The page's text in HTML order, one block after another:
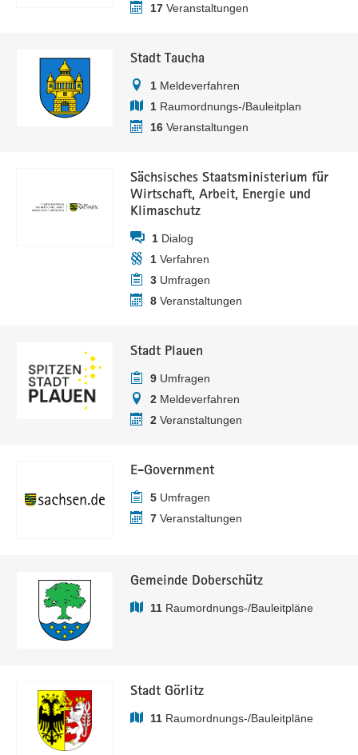
17 Veranstaltungen
Stadt Taucha
1 Meldeverfahren
1 Raumordnungs-/Bauleitplan
16 Veranstaltungen
Sächsisches Staatsministerium für
Wirtschaft, Arbeit, Energie und
Klimaschutz
1 Dialog
1 Verfahren
3 Umfragen
8 Veranstaltungen
Stadt Plauen
9 Umfragen
2 Meldeverfahren
2 Veranstaltungen
E-Government
5 Umfragen
7 Veranstaltungen
Gemeinde Doberschütz
11 Raumordnungs-/Bauleitpläne
Stadt Görlitz
11 Raumordnungs-/Bauleitpläne